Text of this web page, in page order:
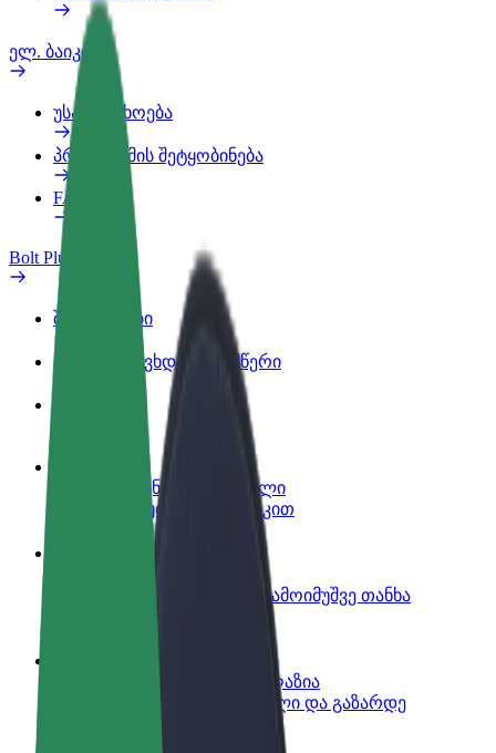
ელ. ბაიკი
უსაფრთხოება
პრობლემის შეტყობინება
FAQ
Bolt Plus
შეღავათები
როგორ გავხდე გამომწერი
გახდი პარტნიორი მძღოლი
იმუშავე საკუთარი გრაფიკით
გახდი კურიერი
შეასრულე შეკვეთები და გამოიმუშვე თანხა
დაამატე რესტორანი ან მაღაზია
მოიზიდე მეტი მომხმარებელი და გაზარდე